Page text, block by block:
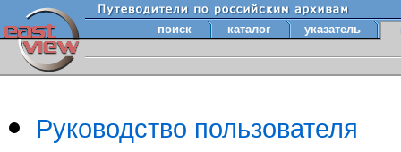
поиск каталог указатель
Руководство пользователя